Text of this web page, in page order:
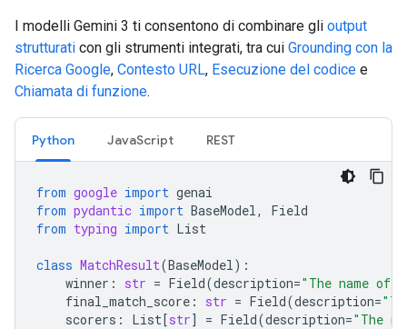
I modelli Gemini 3 ti consentono di combinare gli output
strutturati con gli strumenti integrati, tra cui Grounding con la
Ricerca Google, Contesto URL, Esecuzione del codice e
Chiamata di funzione.
Python JavaScript REST
from google import genai
from pydantic import BaseModel,
Field
from typing import List
class MatchResult(BaseModel):
winner : str = Field(description="The name of
final_match_score : str = Field(description=
scorers : List[str] = Field(description="The